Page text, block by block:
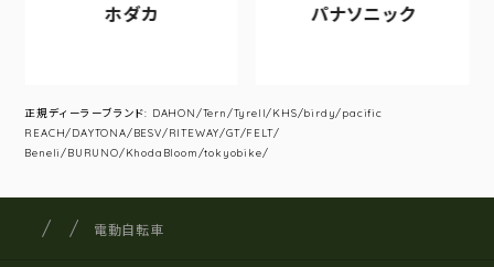
ホダカ パナソニック
正規ディーラーブランド: DAHON/Tern/Tyrell/KHS/birdy/pacific
REACH/DAYTONA/BESV/RITEWAY/GT/FELT/
Beneli/BURUNO/KhodaBloom/tokyobike/
サイト内の現在地
サイクルショップナカゴヤ
電動自転車